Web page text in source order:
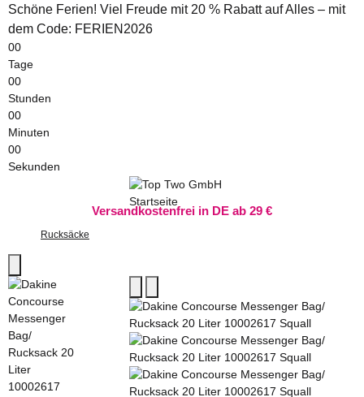
Schöne Ferien! Viel Freude mit 20 % Rabatt auf Alles – mit
dem Code: FERIEN2026
00
Tage
00
Stunden
00
Minuten
00
Sekunden
Versandkostenfrei in DE ab 29 €
Rucksäcke